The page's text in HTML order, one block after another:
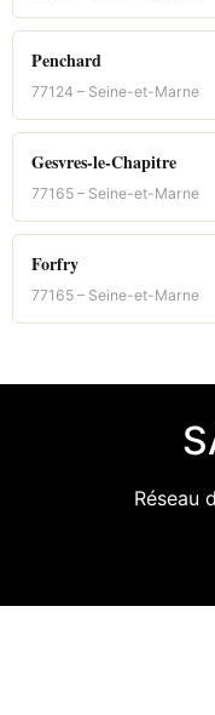
Penchard
77124 – Seine-et-Marne
Gesvres-le-Chapitre
77165 – Seine-et-Marne
Forfry
77165 – Seine-et-Marne
Réseau